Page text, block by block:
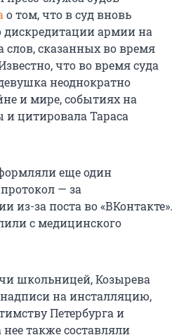
о том, что в суд вновь
дискредитации армии на
слов, сказанных во время
что во время суда
неоднократно
и мире, событиях на
цитировала Тараса
еще один
— за
из-за поста во «ВКонтакте».
с медицинского
школьницей, Козырева
на инсталляцию,
Петербурга и
также составляли